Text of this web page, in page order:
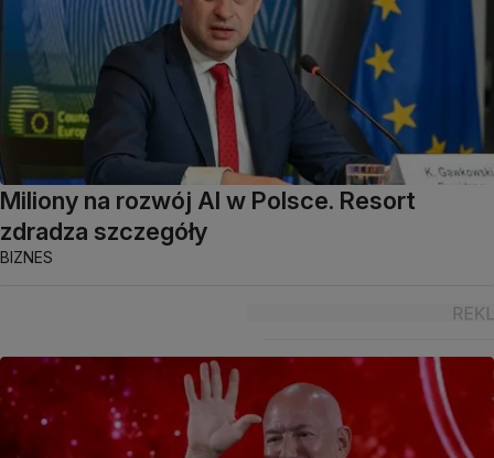
Miliony na rozwój AI w Polsce. Resort
zdradza szczegóły
BIZNES